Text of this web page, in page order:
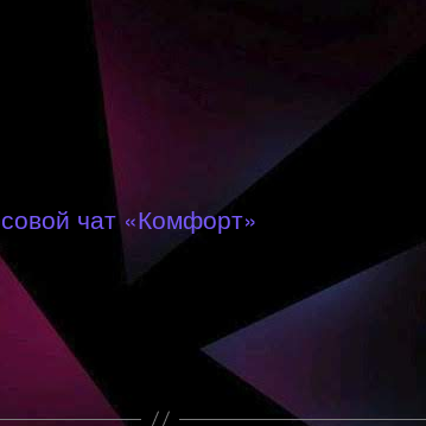
чат «Комфорт»